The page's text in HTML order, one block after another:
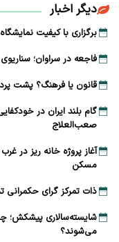
دیگر اخبار
برگزاری با کیفیت
فاجعه در سراوان؛
قانون یا فرهنگ؟ پشت
گام بلند ایران در
صعب‌العلاج
آغاز پروژه خانه ریز در
مسکن
ذات تمرکز گرای حکمرانی
شایسته‌سالاری پیشکش؛
می‌شوند؟